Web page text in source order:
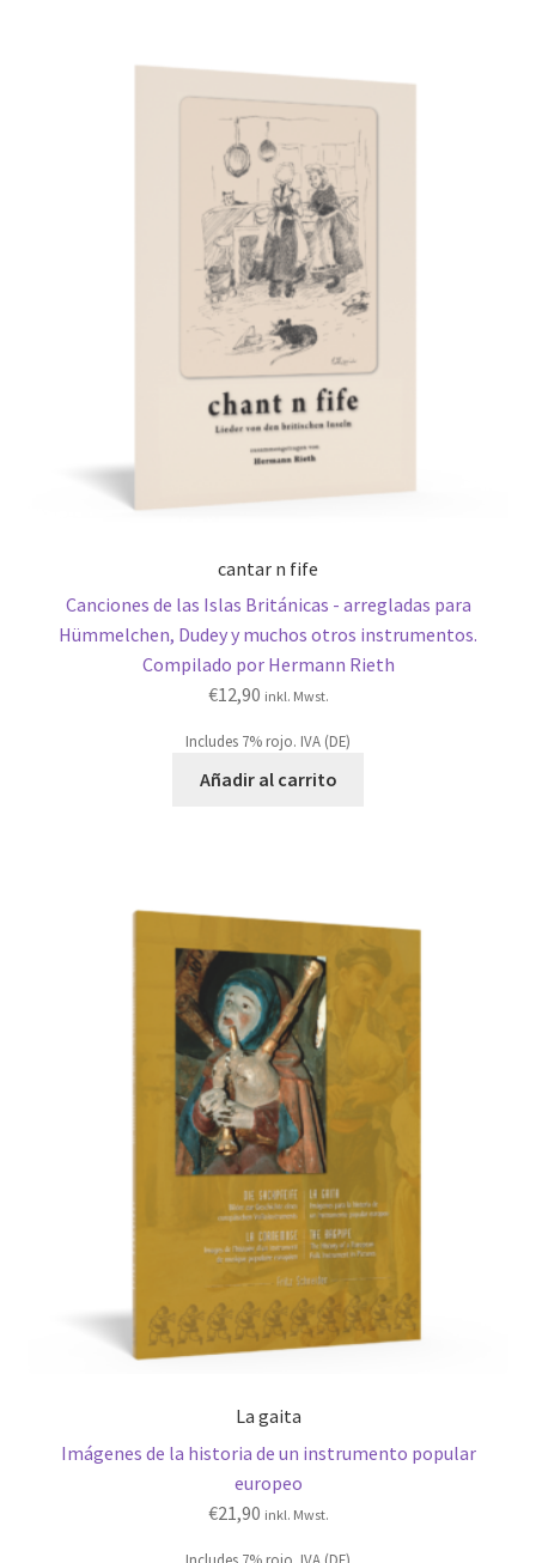
cantar n fife
Canciones de las Islas Británicas - arregladas para
Hümmelchen, Dudey y muchos otros instrumentos.
Compilado por Hermann Rieth
€12,90 inkl. Mwst.
Includes 7% rojo. IVA (DE)
Añadir al carrito
La gaita
Imágenes de la historia de un instrumento popular
europeo
€21,90 inkl. Mwst.
Includes 7% rojo. IVA (DE)